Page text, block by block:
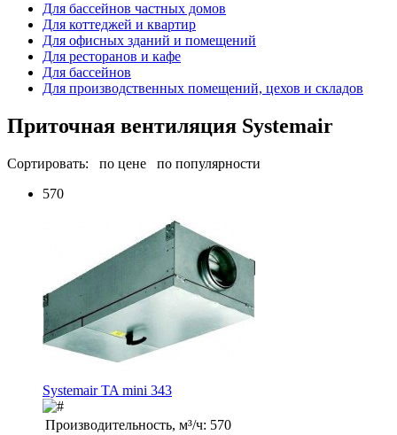
Для бассейнов частных домов
Для коттеджей и квартир
Для офисных зданий и помещений
Для ресторанов и кафе
Для бассейнов
Для производственных помещений, цехов и складов
Приточная вентиляция Systemair
Сортировать: по цене
по популярности
570
Systemair TA mini 343
Производительность, м³/ч: 570